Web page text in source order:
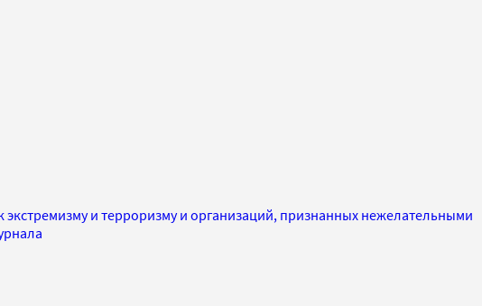
экстремизму и терроризму и организаций, признанных нежелательными